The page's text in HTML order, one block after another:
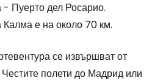
- Пуерто дел Росарио.
Калма е на около 70 км.
се извършват от
полети до Мадрид или